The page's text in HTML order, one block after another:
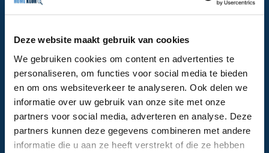
Deze website maakt gebruik van cookies
We gebruiken cookies om content en advertenties te
personaliseren, om functies voor social media te bieden
en om ons websiteverkeer te analyseren. Ook delen we
informatie over uw gebruik van onze site met onze
partners voor social media, adverteren en analyse. Deze
partners kunnen deze gegevens combineren met andere
informatie die u aan ze heeft verstrekt of die ze hebben
aanwezige verborgen gebreken aan het licht
van de woning die u wilt kopen.
Maak een afspraak
Bekijk bouwkundige keuring